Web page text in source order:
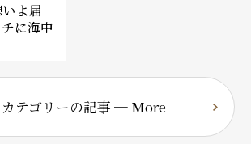
よ届
に海中
カテゴリーの記事 ─ More